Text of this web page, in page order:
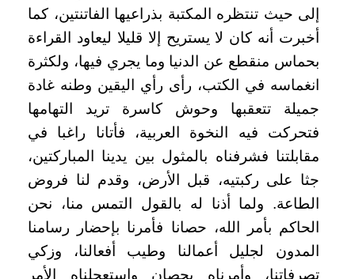
إلى حيث تنتظره المكتبة بذراعيها الفاتنتين، كما
أخبرت أنه كان لا يستريح إلا قليلا ليعاود القراءة
بحماس منقطع عن الدنيا وما يجري فيها، ولكثرة
انغماسه في الكتب، رأى رأي اليقين وطنه غادة
جميلة تتعقبها وحوش كاسرة تريد التهامها
فتحركت فيه النخوة العربية، فأتانا راغبا في
مقابلتنا فشرفناه بالمثول بين يدينا المباركتين،
جثا على ركبتيه، قبل الأرض، وقدم لنا فروض
الطاعة. ولما أذنا له بالقول التمس منا، نحن
الحاكم بأمر الله، حصانا فأمرنا بإحضار رسامنا
المدون لجليل أعمالنا وطيب أفعالنا، وزكي
تصرفاتنا، وأمرناه بحصان واستعجلناه الأمر